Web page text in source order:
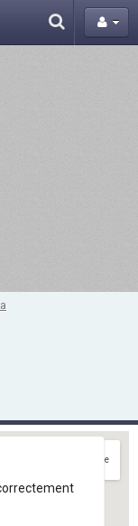
Itinéraire